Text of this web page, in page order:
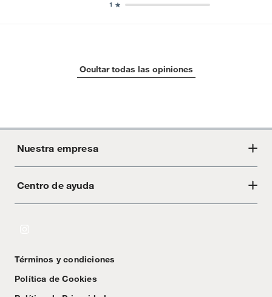
1
Ocultar todas las opiniones
Nuestra empresa
Acerca de Crate
Centro de ayuda
Textos Legales
Términos y condiciones
Política de Cookies